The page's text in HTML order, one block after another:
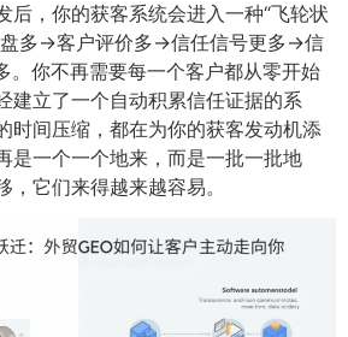
后，你的获客系统会进入一种“飞轮状
多→客户评价多→信任信号更多→信
你不再需要每一个客户都从零开始
建立了一个自动积累信任证据的系
时间压缩，都在为你的获客发动机添
是一个一个地来，而是一批一批地
它们来得越来越容易。